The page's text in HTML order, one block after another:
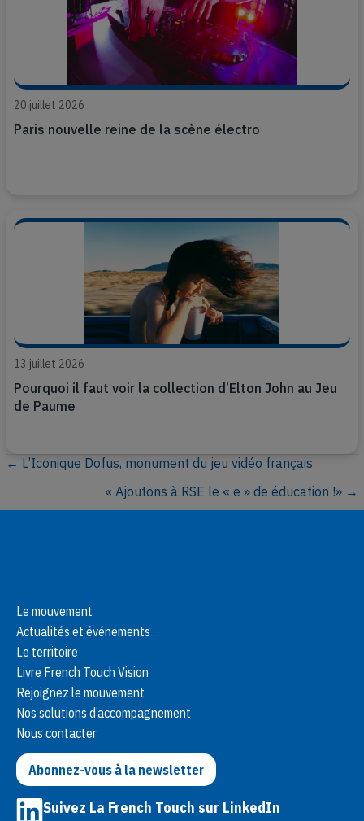
Paris nouvelle reine de la scène électro
20 juillet 2026
Pourquoi il faut voir la collection d’Elton John au Jeu
de Paume
13 juillet 2026
P
o
n
a
g
← L’Iconique Dofus, monument du jeu vidéo français
« Ajoutons à RSE le « e » de éducation !» →
Le mouvement
Actualités et événements
Le territoire
Livre French Touch Vision
Rejoignez le mouvement
Nos solutions d’accompagnement
Nous contacter
Abonnez-vous à la newsletter
Suivez La French Touch sur LinkedIn